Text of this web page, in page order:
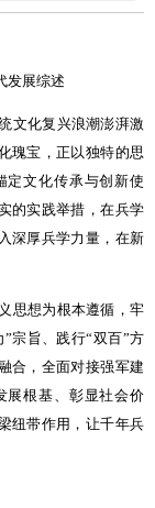
发展综述
文化复兴浪潮澎湃激
瑰宝，正以独特的思
定文化传承与创新使
的实践举措，在兵学
深厚兵学力量，在新
思想为根本遵循，牢
”宗旨、践行“双百”方
合，全面对接强军建
展根基、彰显社会价
纽带作用，让千年兵